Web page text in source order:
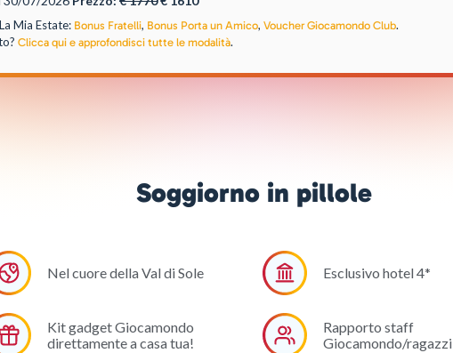
Mia Estate: Bonus Fratelli, Bonus Porta un Amico, Voucher Giocamondo Club.
Clicca qui e approfondisci tutte le modalità.
Soggiorno in pillole
Nel cuore della Val di Sole Esclusivo hotel 4*
Kit gadget Giocamondo
direttamente a casa tua!
Rapporto staff
Giocamondo/ragazzi